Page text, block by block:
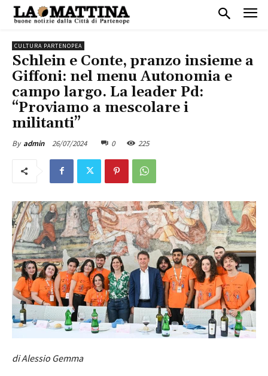
CULTURA PARTENOPEA
Schlein e Conte, pranzo insieme a
Giffoni: nel menu Autonomia e
campo largo. La leader Pd:
“Proviamo a mescolare i
militanti”
By admin 26/07/2024 0 225
di Alessio Gemma